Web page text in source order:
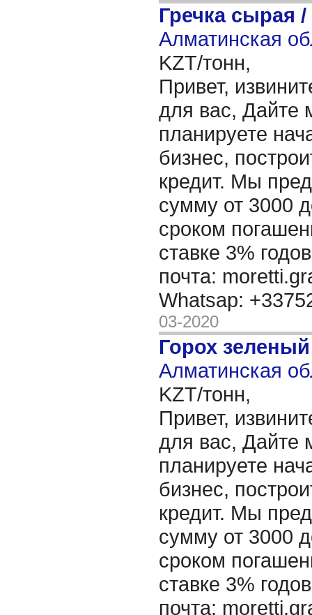
Гречка сырая /
Алматинская
KZT/тонн,
Привет,
для вас, Дайте
планируете
бизнес,
кредит. Мы
сумму от 3000
сроком
ставке 3%
почта:
Whatsap:
03-2020
Горох зеленый
Алматинская
KZT/тонн,
Привет,
для вас, Дайте
планируете
бизнес,
кредит. Мы
сумму от 3000
сроком
ставке 3%
почта: